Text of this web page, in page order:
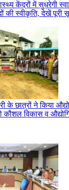
केंद्रों में सुधरेगी
की स्वीकृति, देखें पूरी
के छात्रों ने किया
कौशल विकास व